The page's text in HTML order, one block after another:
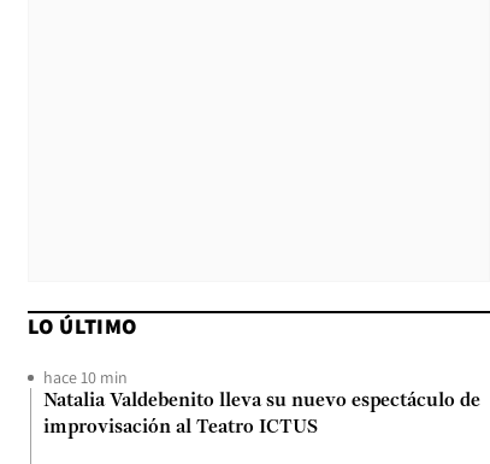
LO ÚLTIMO
hace 10 min
Natalia Valdebenito lleva su nuevo espectáculo de
improvisación al Teatro ICTUS